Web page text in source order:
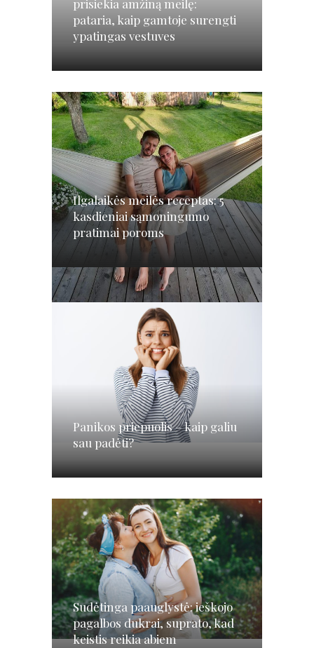
prisiekia amžiną meilę:
pataria, kaip gamtoje surengti
ypatingas vestuves
Ilgalaikės meilės receptas: 5
kasdieniai sąmoningumo
pratimai poroms
Panikos priepuolis – kaip galiu
sau padėti?
Sudėtinga paauglystė: ieškojo
pagalbos dukrai, suprato, kad
keistis reikia abiem